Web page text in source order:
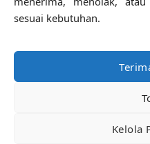
sesuai kebutuhan.
Kelola
Kembangan, Jakarta Barat
Sektor A3, Tangerang
Developed by